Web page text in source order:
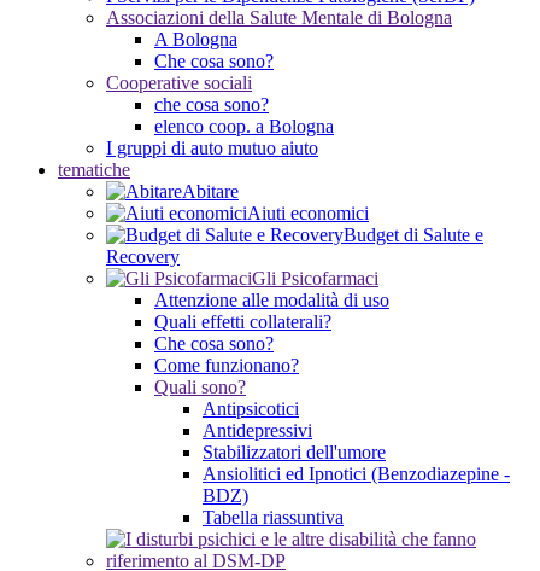
Associazioni della Salute Mentale di Bologna
A Bologna
Che cosa sono?
Cooperative sociali
che cosa sono?
elenco coop. a Bologna
I gruppi di auto mutuo aiuto
tematiche
Abitare
Aiuti economici
Budget di Salute e
Recovery
Gli Psicofarmaci
Attenzione alle modalità di uso
Quali effetti collaterali?
Che cosa sono?
Come funzionano?
Quali sono?
Antipsicotici
Antidepressivi
Stabilizzatori dell'umore
Ansiolitici ed Ipnotici (Benzodiazepine -
BDZ)
Tabella riassuntiva